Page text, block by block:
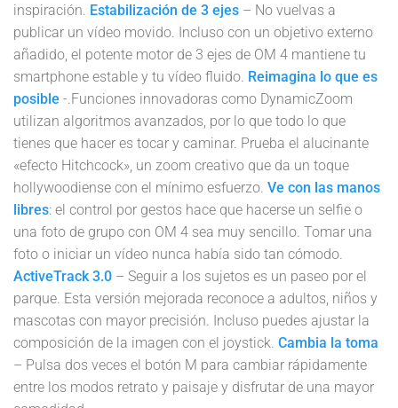
inspiración. Estabilización de 3 ejes – No vuelvas a
publicar un vídeo movido. Incluso con un objetivo externo
añadido, el potente motor de 3 ejes de OM 4 mantiene tu
smartphone estable y tu vídeo fluido. Reimagina lo que es
posible -.Funciones innovadoras como DynamicZoom
utilizan algoritmos avanzados, por lo que todo lo que
tienes que hacer es tocar y caminar. Prueba el alucinante
«efecto Hitchcock», un zoom creativo que da un toque
hollywoodiense con el mínimo esfuerzo. Ve con las manos
libres: el control por gestos hace que hacerse un selfie o
una foto de grupo con OM 4 sea muy sencillo. Tomar una
foto o iniciar un vídeo nunca había sido tan cómodo.
ActiveTrack 3.0 – Seguir a los sujetos es un paseo por el
parque. Esta versión mejorada reconoce a adultos, niños y
mascotas con mayor precisión. Incluso puedes ajustar la
composición de la imagen con el joystick. Cambia la toma
– Pulsa dos veces el botón M para cambiar rápidamente
entre los modos retrato y paisaje y disfrutar de una mayor